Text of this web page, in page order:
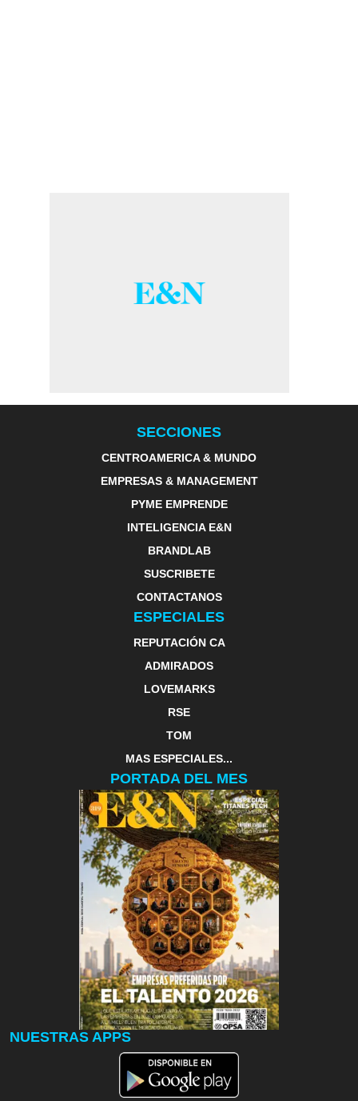
SECCIONES
CENTROAMERICA & MUNDO
EMPRESAS & MANAGEMENT
PYME EMPRENDE
INTELIGENCIA E&N
BRANDLAB
SUSCRIBETE
CONTACTANOS
ESPECIALES
REPUTACIÓN CA
ADMIRADOS
LOVEMARKS
RSE
TOM
MAS ESPECIALES...
PORTADA DEL MES
NUESTRAS APPS